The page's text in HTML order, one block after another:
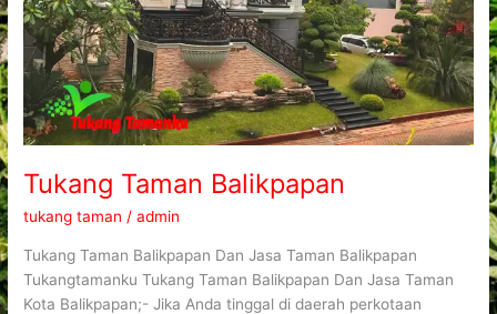
Tukang Taman Balikpapan
tukang taman /admin
Tukang Taman Balikpapan Dan Jasa Taman Balikpapan
Tukangtamanku Tukang Taman Balikpapan Dan Jasa Taman
Kota Balikpapan;- Jika Anda tinggal di daerah perkotaan